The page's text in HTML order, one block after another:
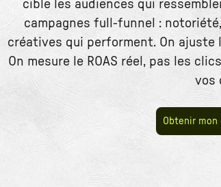
cible les audiences qui
campagnes full-funnel :
créatives qui performent. On
On mesure le ROAS réel, pas les
vos
Obtenir mon